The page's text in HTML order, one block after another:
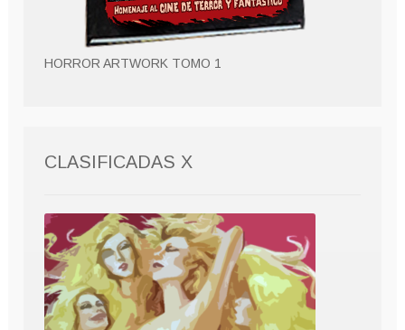
HORROR ARTWORK TOMO 1
CLASIFICADAS X